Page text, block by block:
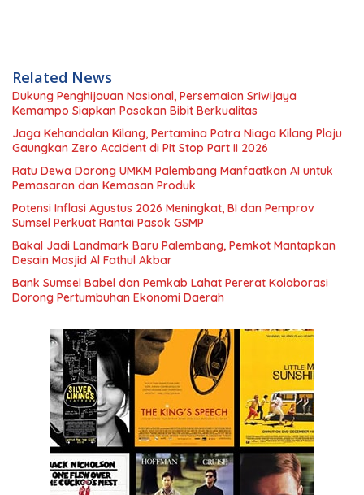
Related News
Dukung Penghijauan Nasional, Persemaian Sriwijaya
Kemampo Siapkan Pasokan Bibit Berkualitas
Jaga Kehandalan Kilang, Pertamina Patra Niaga Kilang Plaju
Gaungkan Zero Accident di Pit Stop Part II 2026
Ratu Dewa Dorong UMKM Palembang Manfaatkan AI untuk
Pemasaran dan Kemasan Produk
Potensi Inflasi Agustus 2026 Meningkat, BI dan Pemprov
Sumsel Perkuat Rantai Pasok GSMP
Bakal Jadi Landmark Baru Palembang, Pemkot Mantapkan
Desain Masjid Al Fathul Akbar
Bank Sumsel Babel dan Pemkab Lahat Pererat Kolaborasi
Dorong Pertumbuhan Ekonomi Daerah